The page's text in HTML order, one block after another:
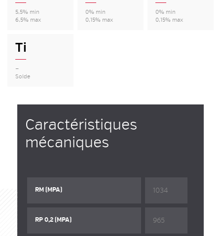
5,5% min
6,5% max
0% min
0,15% max
0% min
0,15% max
Ti
—
Solde
Caractéristiques
mécaniques
RM (MPA) 1034
RP 0,2 (MPA) 965